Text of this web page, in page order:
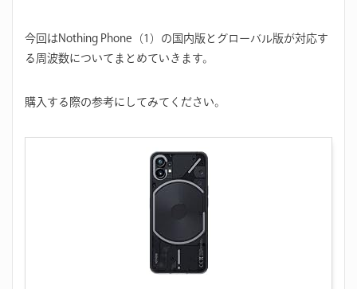
今回はNothing Phone（1）の国内版とグローバル版が対応す
る周波数についてまとめていきます。
購入する際の参考にしてみてください。